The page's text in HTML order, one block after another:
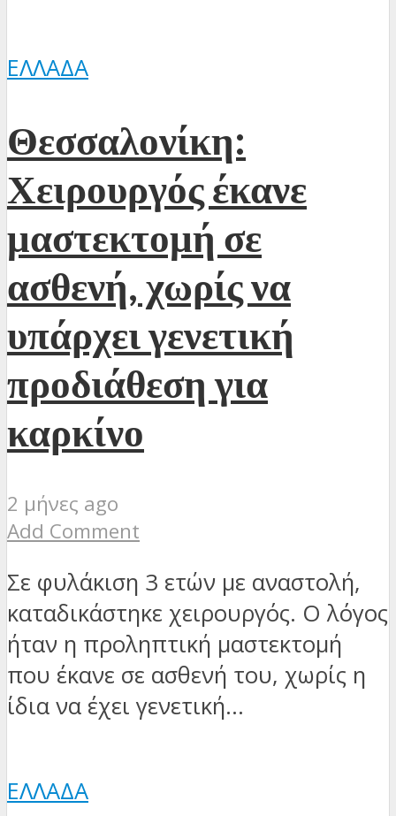
ΕΛΛΆΔΑ
Θεσσαλονίκη:
Χειρουργός έκανε
μαστεκτομή σε
ασθενή, χωρίς να
υπάρχει γενετική
προδιάθεση για
καρκίνο
2 μήνες ago
Add Comment
Σε φυλάκιση 3 ετών με αναστολή,
καταδικάστηκε χειρουργός. Ο λόγος
ήταν η προληπτική μαστεκτομή
που έκανε σε ασθενή του, χωρίς η
ίδια να έχει γενετική...
ΕΛΛΆΔΑ